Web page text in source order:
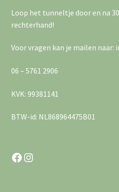
Loop het tunneltje door en na
rechterhand!
Voor vragen kan je mailen naar:
06 – 5761 2906
KVK: 99381141
BTW-id: NL868964475B01
Facebook
Instagram